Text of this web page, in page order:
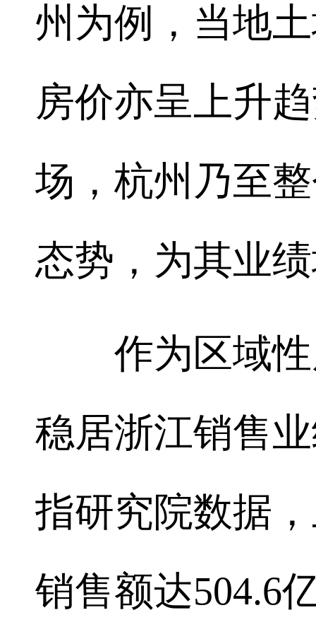
州为例，当地
房价亦呈上升
场，杭州乃至
态势，为其业
作为区域性
稳居浙江销售
指研究院数据
销售额达504.6